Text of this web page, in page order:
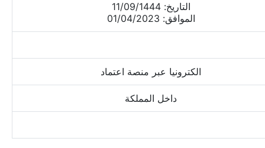
التاريخ: 11/09/1444
الموافق: 01/04/2023
الكترونيا عبر منصة اعتماد
داخل المملكة